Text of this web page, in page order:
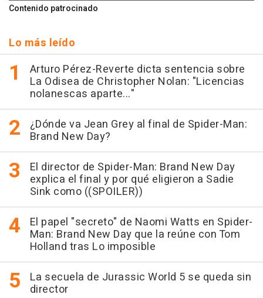
Contenido patrocinado
Lo más leído
Arturo Pérez-Reverte dicta sentencia sobre
La Odisea de Christopher Nolan: "Licencias
nolanescas aparte..."
¿Dónde va Jean Grey al final de Spider-Man:
Brand New Day?
El director de Spider-Man: Brand New Day
explica el final y por qué eligieron a Sadie
Sink como ((SPOILER))
El papel "secreto" de Naomi Watts en Spider-
Man: Brand New Day que la reúne con Tom
Holland tras Lo imposible
La secuela de Jurassic World 5 se queda sin
director